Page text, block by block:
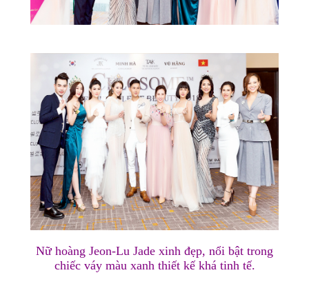
Nữ hoàng Jeon-Lu Jade xinh đẹp, nổi bật trong
chiếc váy màu xanh thiết kế khá tinh tế.